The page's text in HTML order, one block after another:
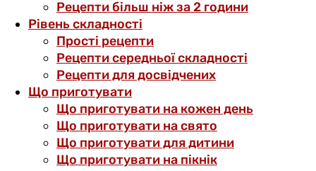
Рецепти більш ніж за 2 години
Рівень складності
Прості рецепти
Рецепти середньої складності
Рецепти для досвідчених
Що приготувати
Що приготувати на кожен день
Що приготувати на свято
Що приготувати для дитини
Що приготувати на пікнік